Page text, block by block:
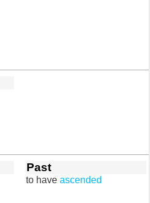
Past
to have ascended